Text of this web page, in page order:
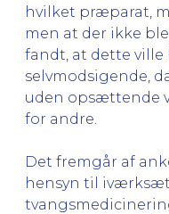
hvilket præparat,
men at der ikke
fandt, at dette ville
selvmodsigende,
uden opsættende
for andre.
Det fremgår af
hensyn til